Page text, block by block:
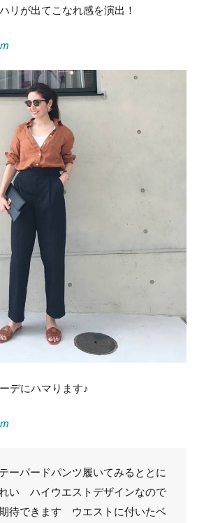
リが出てこなれ感を演出！
デにハマります♪
ーパードパンツ履いてみるととに
い ハイウエストデザインなので
待できます ウエストに付いたベ